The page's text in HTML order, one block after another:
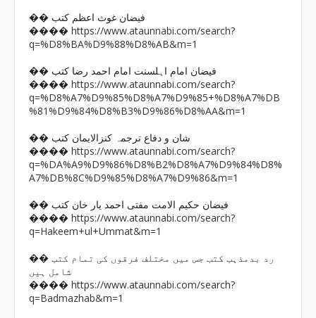
�� فیضان غوث اعظم کتب
���� https://www.ataunnabi.com/search?
q=%D8%BA%D9%88%D8%AB&m=1
�� فیضان امام اہلسنت امام احمد رضا کتب
���� https://www.ataunnabi.com/search?
q=%D8%A7%D9%85%D8%A7%D9%85+%D8%A7%DB
%81%D9%84%D8%B3%D9%86%D8%AA&m=1
�� شان و دفاع ترجمہ کنزالایمان کتب
���� https://www.ataunnabi.com/search?
q=%DA%A9%D9%86%D8%B2%D8%A7%D9%84%D8%
A7%DB%8C%D9%85%D8%A7%D9%86&m=1
�� فیضان حکیم الامت مفتی احمد یار خان کتب
���� https://www.ataunnabi.com/search?
q=Hakeem+ul+Ummat&m=1
�� رد بدمذہب کتب جس میں مختلف فرقوں کی تمام کتب
شامل ہیں
���� https://www.ataunnabi.com/search?
q=Badmazhab&m=1